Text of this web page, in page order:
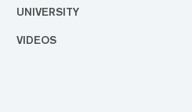
UNIVERSITY
VIDEOS